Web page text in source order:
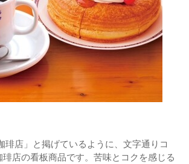
琲店」と掲げているように、文字通りコ
店の看板商品です。苦味とコクを感じる